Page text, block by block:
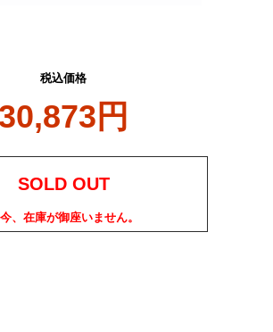
税込価格
30,873円
SOLD OUT
、在庫が御座いません。